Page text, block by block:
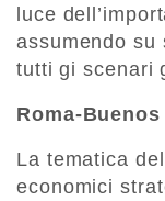
luce
assumendo su
tutti gi scenari
Roma-
La tematica
economici